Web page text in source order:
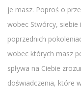
je masz. Poproś o
wobec Stwórcy, siebie
poprzednich
wobec których masz
spływa na Ciebie
doświadczenia, które